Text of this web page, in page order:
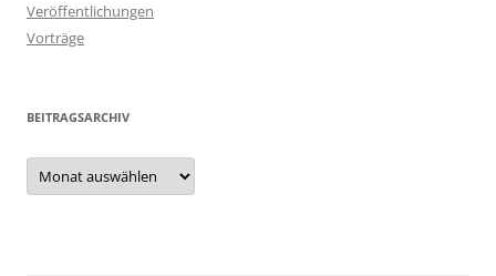
Veröffentlichungen
Vorträge
BEITRAGSARCHIV
Beitragsarchiv